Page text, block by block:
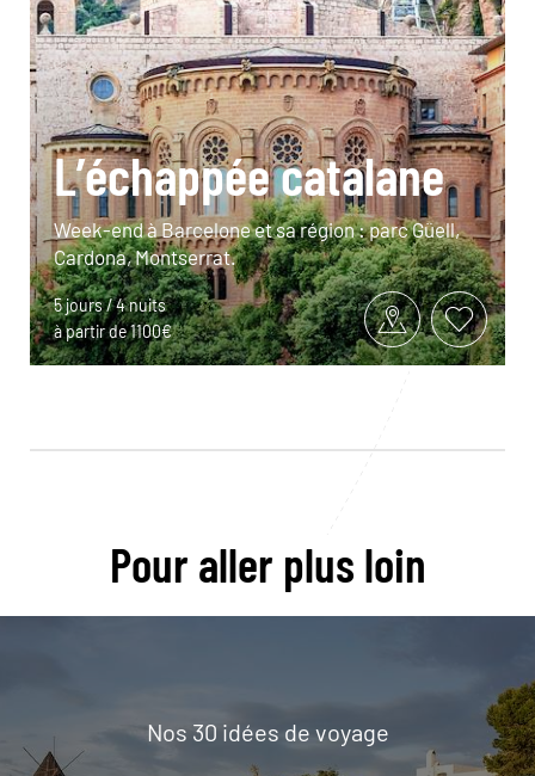
L’échappée catalane
Week-end à Barcelone et sa région : parc Güell,
Cardona, Montserrat.
5 jours / 4 nuits
à partir de 1100€
Pour aller plus loin
Nos 30 idées de voyage